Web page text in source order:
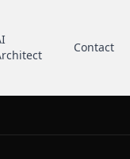
Contact